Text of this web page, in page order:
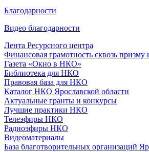
Благодарности
Видео благодарности
Лента Ресурсного центра
Финансовая грамотность сквозь призму
Газета «Окно в НКО»
Библиотека для НКО
Правовая база для НКО
Каталог НКО Ярославской области
Актуальные гранты и конкурсы
Лучшие практики НКО
Телеэфиры НКО
Радиоэфиры НКО
Видеоматериалы
База благотворительных организаций